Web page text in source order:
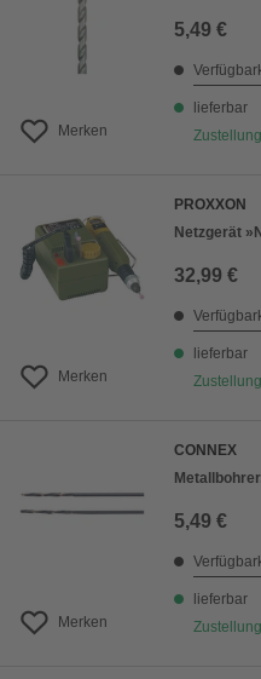
Merken
5,49 €
lieferbar
Merken
PROXXON
Netzgerät
32,99 €
lieferbar
Merken
CONNEX
5,49 €
lieferbar